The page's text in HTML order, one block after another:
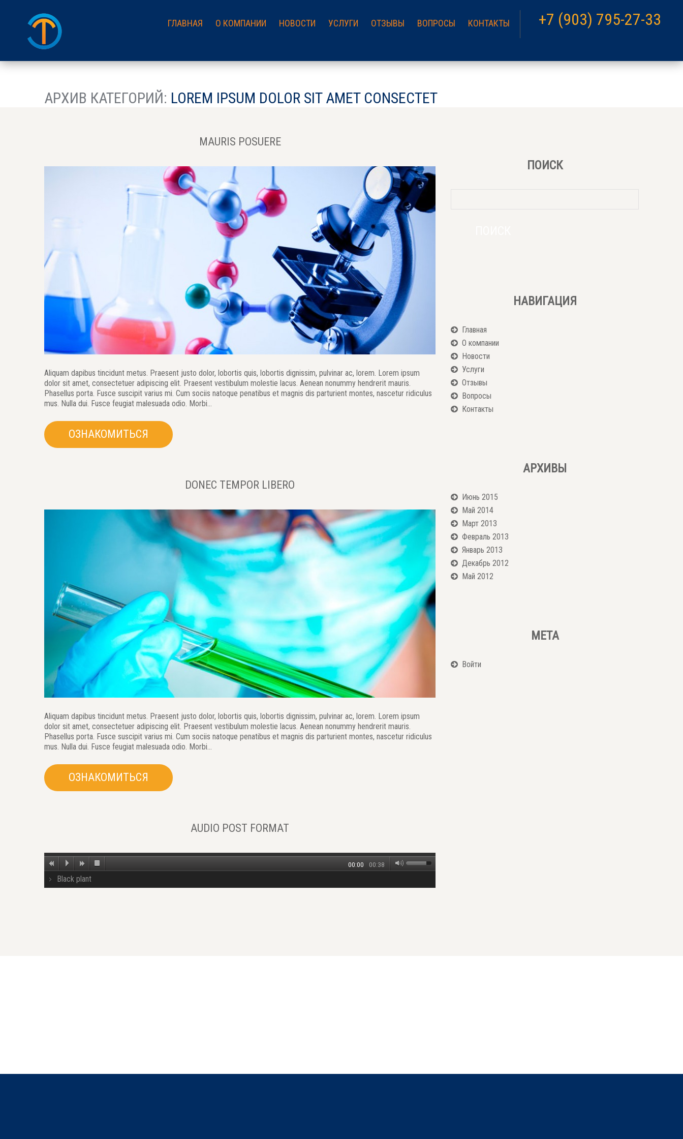
+7 (903) 795-27-33
ГЛАВНАЯ О КОМПАНИИ НОВОСТИ УСЛУГИ ОТЗЫВЫ ВОПРОСЫ КОНТАКТЫ
АРХИВ КАТЕГОРИЙ: LOREM IPSUM DOLOR SIT AMET CONSECTET
MAURIS POSUERE
Aliquam dapibus tincidunt metus. Praesent justo dolor, lobortis quis, lobortis dignissim, pulvinar ac, lorem. Lorem ipsum
dolor sit amet, consectetuer adipiscing elit. Praesent vestibulum molestie lacus. Aenean nonummy hendrerit mauris.
Phasellus porta. Fusce suscipit varius mi. Cum sociis natoque penatibus et magnis dis parturient montes, nascetur ridiculus
mus. Nulla dui. Fusce feugiat malesuada odio. Morbi…
ОЗНАКОМИТЬСЯ
DONEC TEMPOR LIBERO
Aliquam dapibus tincidunt metus. Praesent justo dolor, lobortis quis, lobortis dignissim, pulvinar ac, lorem. Lorem ipsum
dolor sit amet, consectetuer adipiscing elit. Praesent vestibulum molestie lacus. Aenean nonummy hendrerit mauris.
Phasellus porta. Fusce suscipit varius mi. Cum sociis natoque penatibus et magnis dis parturient montes, nascetur ridiculus
mus. Nulla dui. Fusce feugiat malesuada odio. Morbi…
ОЗНАКОМИТЬСЯ
AUDIO POST FORMAT
00:38
00:00
Black plant
ПОИСК
НАВИГАЦИЯ
Главная
О компании
Новости
Услуги
Отзывы
Вопросы
Контакты
АРХИВЫ
Июнь 2015
Май 2014
Март 2013
Февраль 2013
Январь 2013
Декабрь 2012
Май 2012
МЕТА
Войти